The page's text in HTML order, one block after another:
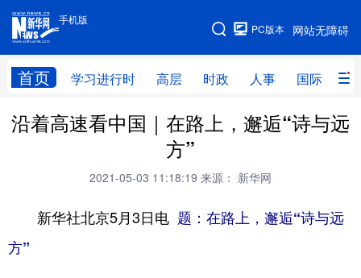
手机版
网站无障碍
PC版本
首页 学习进行时 高层 时政 人事 国际 财
手机版
网站地图
学习进行时 高层 时政 人事
全球连线
科技 科创 量子 体育
沿着高速看中国｜在路上，邂逅“诗与远
方”
2021-05-03 11:18:19 来源： 新华网
新华社北京5月3日电 题：在路上，邂逅“诗与远
方”